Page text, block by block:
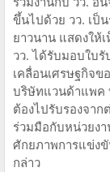
ขึ้นไปด้วย วว. เป็
ยาวนาน แสดงให้
วว. ได้รับมอบใบ
เคลื่อนเศรษฐกิจ
บริษัทแวนด้าแพค
ต้องไปรับรองจาก
ร่วมมือกับหน่วยงา
ศักยภาพการแข่งขั
กล่าว